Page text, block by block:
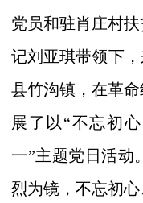
党员和驻肖庄村
记刘亚琪带领下
县竹沟镇，在革
展了以“不忘初
一”主题党日活动
烈为镜，不忘初